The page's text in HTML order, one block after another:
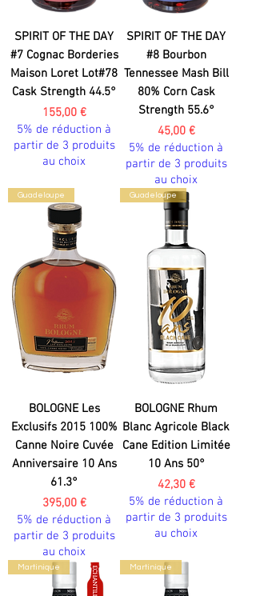
SPIRIT OF THE DAY
#7 Cognac Borderies
Maison Loret Lot#78
Cask Strength 44.5°
Prix
155,00 €
5% de réduction à
partir de 3 produits
au choix
SPIRIT OF THE DAY
#8 Bourbon
Tennessee Mash Bill
80% Corn Cask
Strength 55.6°
Prix
45,00 €
5% de réduction à
partir de 3 produits
au choix
Guadeloupe
BOLOGNE Les
Exclusifs 2015 100%
Canne Noire Cuvée
Anniversaire 10 Ans
61.3°
Prix
395,00 €
5% de réduction à
partir de 3 produits
au choix
Guadeloupe
BOLOGNE Rhum
Blanc Agricole Black
Cane Edition Limitée
10 Ans 50°
Prix
42,30 €
5% de réduction à
partir de 3 produits
au choix
Martinique Martinique